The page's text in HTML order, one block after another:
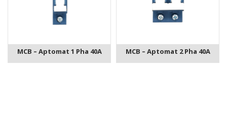
MCB – Aptomat 1 Pha 40A MCB – Aptomat 2 Pha 40A